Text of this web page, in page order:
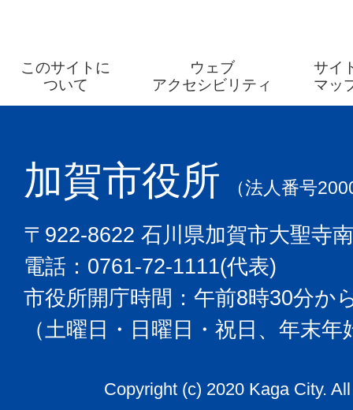
このサイトに
ついて
ウェブ
アクセシビリティ
サイ
マッ
加賀市役所 （法人番号
〒922-8622 石川県加賀市大聖寺
電話：0761-72-1111(代表)
市役所開庁時間：午前8時30分か
（土曜日・日曜日・祝日、年末
Copyright (c) 2020 Kaga City.